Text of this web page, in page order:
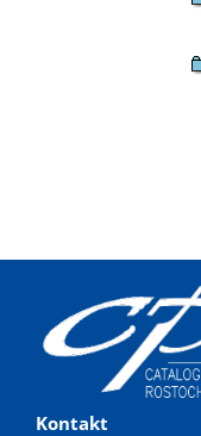
Kontakt